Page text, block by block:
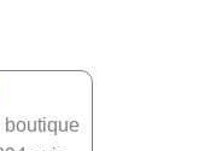
boutique